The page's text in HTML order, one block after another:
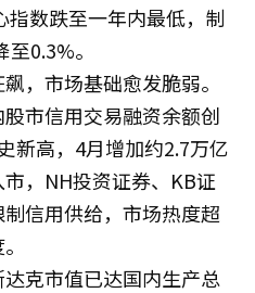
数跌至一年内最低，制
0.3%。
，市场基础愈发脆弱。
市信用交易融资余额创
新高，4月增加约2.7万亿
，NH投资证券、KB证
信用供给，市场热度超
克市值已达国内生产总